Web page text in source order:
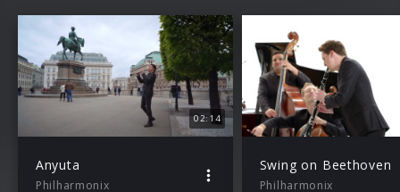
02:14
Anyuta
Philharmonix
Swing on Beethoven
Philharmonix